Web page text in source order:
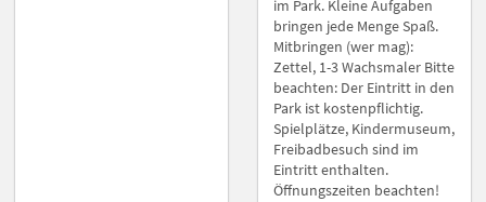
im Park. Kleine Aufgaben
bringen jede Menge Spaß.
Mitbringen (wer mag):
Zettel, 1-3 Wachsmaler Bitte
beachten: Der Eintritt in den
Park ist kostenpflichtig.
Spielplätze, Kindermuseum,
Freibadbesuch sind im
Eintritt enthalten.
Öffnungszeiten beachten!